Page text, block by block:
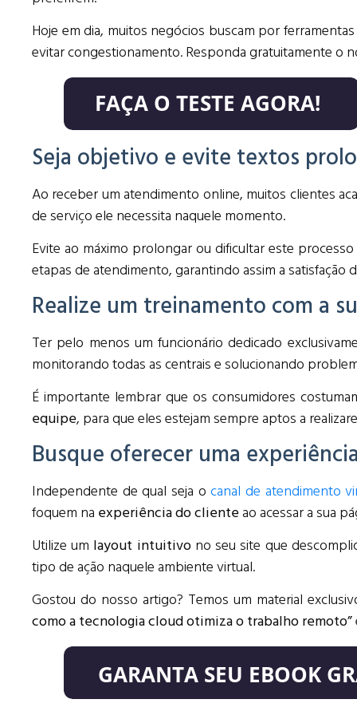
Hoje em dia, muitos negócios buscam por
evitar congestionamento. Responda gratuitamente o
Seja objetivo e evite textos
Ao receber um atendimento online, muitos clientes
de serviço ele necessita naquele momento.
Evite ao máximo prolongar ou dificultar este
etapas de atendimento, garantindo assim a satisfação
Realize um treinamento com a
Ter pelo menos um funcionário dedicado
monitorando todas as centrais e solucionando
É importante lembrar que os consumidores
equipe, para que eles estejam sempre aptos a
Busque oferecer uma
Independente de qual seja ocanal de atendimento
foquem na experiência do clienteao acessar a sua
Utilize um layout intuitivono seu site que
tipo de ação naquele ambiente virtual.
Gostou do nosso artigo? Temos um material
como a tecnologia cloud otimiza o trabalho remoto”